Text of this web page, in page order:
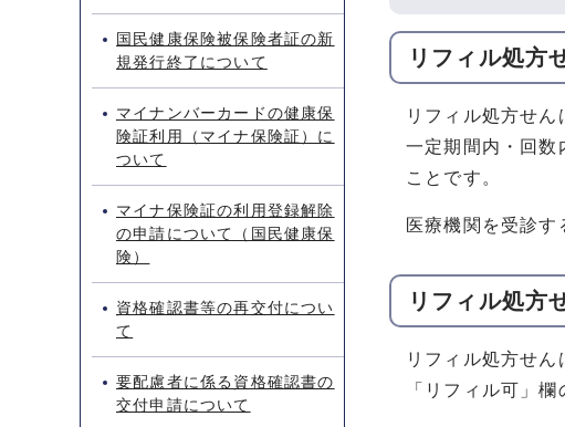
リフィル処方
リフィル処方せ
一定期間内・回数
ことです。
医療機関を受診す
リフィル処方
リフィル処方せ
「リフィル可」
国民健康保険被保険者証の新
規発行終了について
マイナンバーカードの健康保
険証利用（マイナ保険証）に
ついて
マイナ保険証の利用登録解除
の申請について（国民健康保
険）
資格確認書等の再交付につい
て
要配慮者に係る資格確認書の
交付申請について